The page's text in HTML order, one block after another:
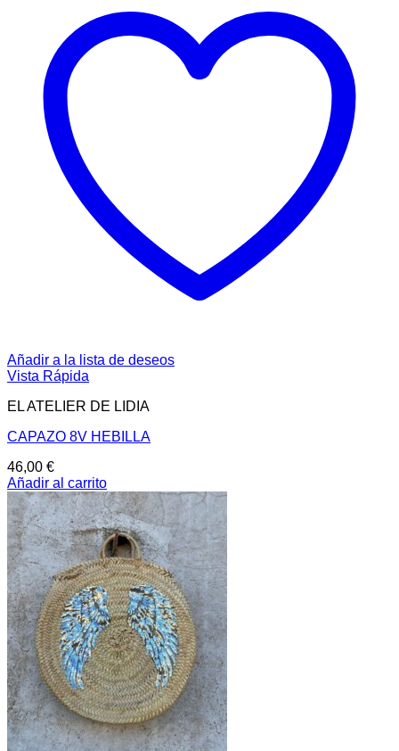
Añadir a la lista de deseos
Vista Rápida
EL ATELIER DE LIDIA
CAPAZO 8V HEBILLA
46,00 €
Añadir al carrito